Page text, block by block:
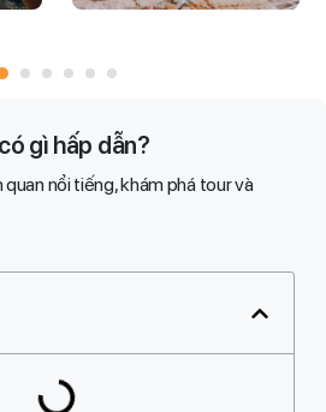
gì hấp dẫn?
nổi tiếng, khám phá tour và